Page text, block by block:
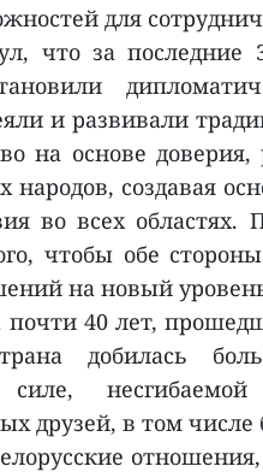
для
что за
и развивали
на основе
народов, создавая
во всех
чтобы обе
на новый
почти 40 лет,
добилась
силе,
друзей, в том числе